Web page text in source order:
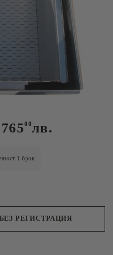
Tweet
Парна за 7/10
76500лв.
1 броя
РЕГИСТРАЦИЯ